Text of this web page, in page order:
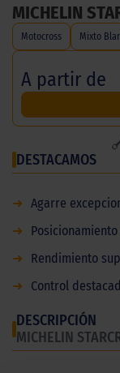
MICHELIN
Motocross Mixto
A partir de
DESTACAMOS
➜ Agarre
➜
➜
Rendimiento
➜
Control
DESCRIPCIÓN
MICHELIN